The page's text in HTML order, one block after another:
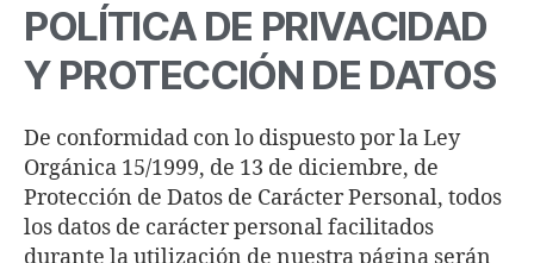
POLÍTICA DE PRIVACIDAD
Y PROTECCIÓN DE DATOS
De conformidad con lo dispuesto por la Ley
Orgánica 15/1999, de 13 de diciembre, de
Protección de Datos de Carácter Personal, todos
los datos de carácter personal facilitados
durante la utilización de nuestra página serán